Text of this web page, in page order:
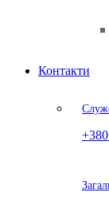
Контакти